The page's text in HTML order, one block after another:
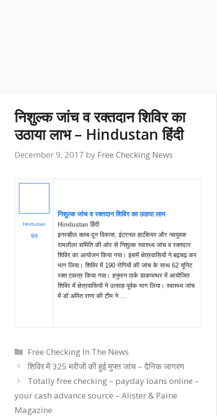
निशुल्क जांच व रक्तदान शिविर का
उठाया लाभ – Hindustan हिंदी
December 9, 2017 by Free Checking News
Hindustan
हिंदी
निशुल्क जांच व रक्तदान शिविर का उठाया लाभ
Hindustan हिंदी
इनरव्हील क्लब दून विकास, इंटरनल हार्टकेयर और नवयुवक
रामलीला समिति की ओर से निशुल्क स्वास्थ्य जांच व रक्तदान
शिविर का आयोजन किया गया। इसमें क्षेत्रवासियों ने बढ़चढ़ कर
भाग लिया। शिविर में 190 रोगियों की जांच के साथ 62 यूनिट
रक्त एकत्र किया गया। हनुमान पार्क डाकपत्थर में आयोजित
शिविर में क्षेत्रवासियों ने उत्साह पूर्वक भाग लिया। स्वास्थ्य जांच
में डॉ अमित राणा की टीम ने …
Categories
Free Checking In The News
शिविर में 325 मरीजों की हुई मुफ्त जांच – दैनिक जागरण
Totally free checking – payday loans online –
your cash advance source – Alister & Paine
Magazine